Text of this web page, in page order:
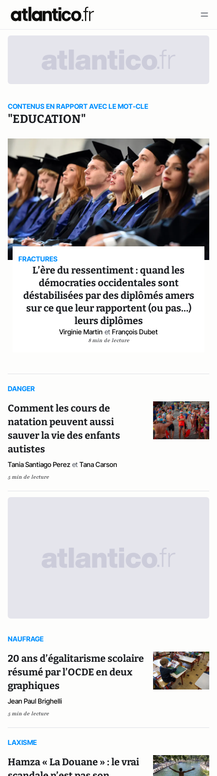
CONTENUS EN RAPPORT AVEC LE MOT-CLE
"EDUCATION"
FRACTURES
L’ère du ressentiment : quand les
démocraties occidentales sont
déstabilisées par des diplômés amers
sur ce que leur rapportent (ou pas…)
leurs diplômes
Virginie Martin et François Dubet
8 min de lecture
DANGER
Comment les cours de
natation peuvent aussi
sauver la vie des enfants
autistes
Tania Santiago Perez et Tana Carson
5 min de lecture
NAUFRAGE
20 ans d’égalitarisme scolaire
résumé par l’OCDE en deux
graphiques
Jean Paul Brighelli
5 min de lecture
LAXISME
Hamza « La Douane » : le vrai